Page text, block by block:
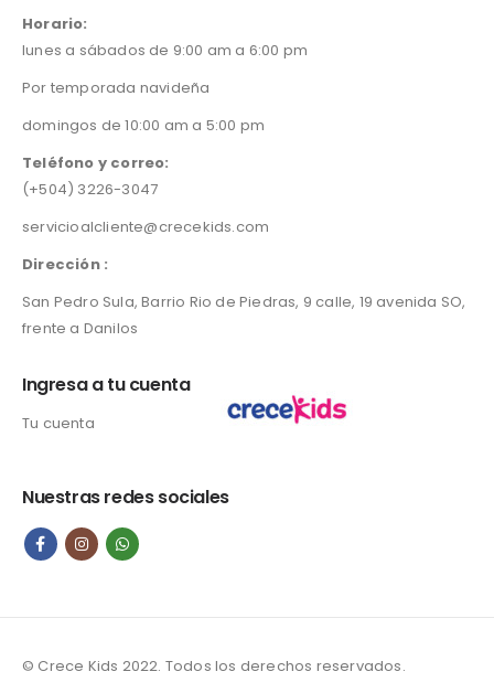
Horario:
lunes a sábados de 9:00 am a 6:00 pm
Por temporada navideña
domingos de 10:00 am a 5:00 pm
Teléfono y correo:
(+504) 3226-3047
servicioalcliente@crecekids.com
Dirección :
San Pedro Sula, Barrio Rio de Piedras, 9 calle, 19 avenida SO,
frente a Danilos
Ingresa a tu cuenta
Tu cuenta
Nuestras redes sociales
© Crece Kids 2022. Todos los derechos reservados.